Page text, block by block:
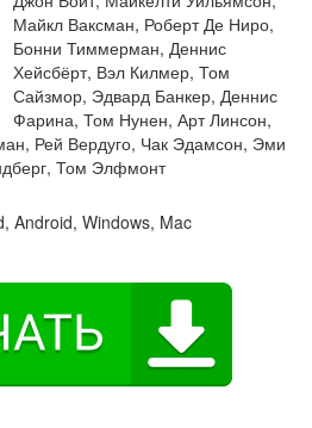
Майкл Ваксман, Роберт Де Ниро,
Бонни Тиммерман, Деннис
Хейсбёрт, Вэл Килмер, Том
Сайзмор, Эдвард Банкер, Деннис
Фарина, Том Нунен, Арт Линсон,
, Рей Вердуго, Чак Эдамсон, Эми
, Том Элфмонт
Android, Windows, Mac